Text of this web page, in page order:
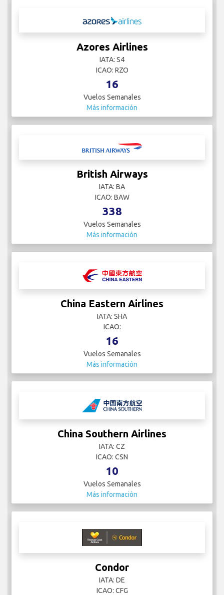
Azores Airlines
IATA: S4
ICAO: RZO
16
Vuelos Semanales
Más información
British Airways
IATA: BA
ICAO: BAW
338
Vuelos Semanales
Más información
China Eastern Airlines
IATA: SHA
ICAO:
16
Vuelos Semanales
Más información
China Southern Airlines
IATA: CZ
ICAO: CSN
10
Vuelos Semanales
Más información
Condor
IATA: DE
ICAO: CFG